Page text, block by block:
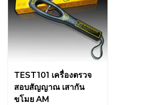
TEST101 เครื่องตรวจ
สอบสัญญาณ เสากัน
ขโมย AM